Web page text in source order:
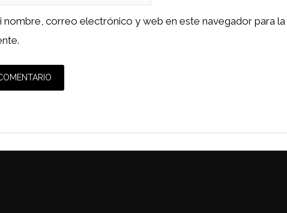
nombre, correo electrónico y web en este navegador para